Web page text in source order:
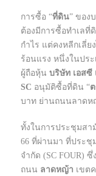
การซื้อ “ที่ดิน” ของ
ต้องมีการซื้อทำเลที่
กำไร แต่คงหลีกเลี่ย
ร้อนแรง หนึ่งในปร
ผู้ถือหุ้น บริษัท เอสซี
SC อนุมัติซื้อที่ดิน “
บาท ย่านถนนลาดห
ทั้งในการประชุมสา
66 ที่ผ่านมา ที่ประชุ
จำกัด (SC FOUR)
ถนน ลาดหญ้า เขต